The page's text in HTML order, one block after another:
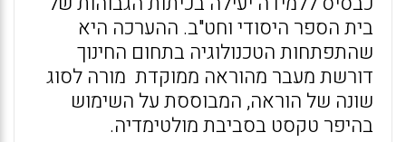
בית הספר היסודי וחט"ב. ההערכה היא
שהתפתחות הטכנולוגיה בתחום החינוך
דורשת מעבר מהוראה ממוקדת מורה לסוג
שונה של הוראה, המבוססת על השימוש
בהיפר טקסט בסביבת מולטימדיה.